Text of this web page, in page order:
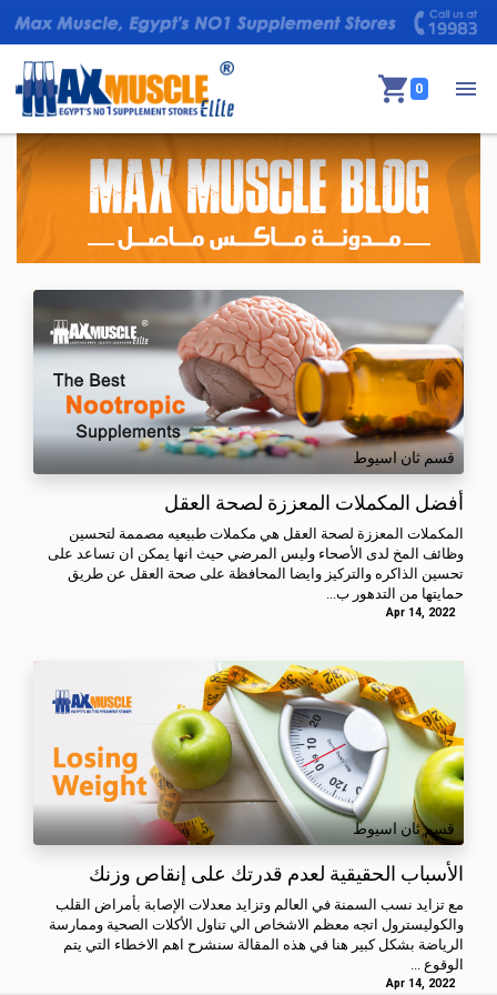
0
قسم ثان اسيوط
أفضل المكملات المعززة لصحة العقل
المكملات المعززة لصحة العقل هي مكملات طبيعيه مصممة لتحسين
وظائف المخ لدى الأصحاء وليس المرضي حيث انها يمكن ان تساعد على
تحسين الذاكره والتركيز وايضا المحافظة على صحة العقل عن طريق
حمايتها من التدهور ب...
Apr 14, 2022
قسم ثان اسيوط
الأسباب الحقيقية لعدم قدرتك على إنقاص وزنك
مع تزايد نسب السمنة في العالم وتزايد معدلات الإصابة بأمراض القلب
والكوليسترول اتجه معظم الاشخاص الي تناول الأكلات الصحية وممارسة
الرياضة بشكل كبير هنا في هذه المقالة سنشرح اهم الاخطاء التي يتم
الوقوع ...
Apr 14, 2022